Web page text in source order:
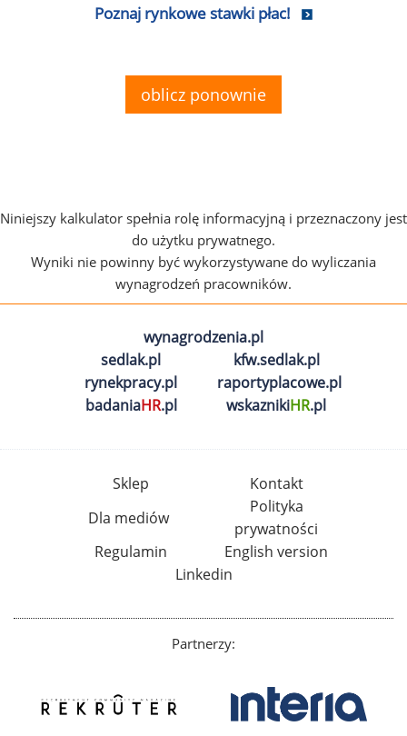
Poznaj rynkowe stawki płac!
oblicz ponownie
Niniejszy kalkulator spełnia rolę informacyjną i przeznaczony jest
do użytku prywatnego.
Wyniki nie powinny być wykorzystywane do wyliczania
wynagrodzeń pracowników.
wynagrodzenia.pl
sedlak.pl
kfw.sedlak.pl
rynekpracy.pl
raportyplacowe.pl
badaniaHR.pl wskaznikiHR.pl
Sklep
Kontakt
Dla mediów
Polityka
prywatności
Regulamin
English version
Linkedin
Partnerzy: